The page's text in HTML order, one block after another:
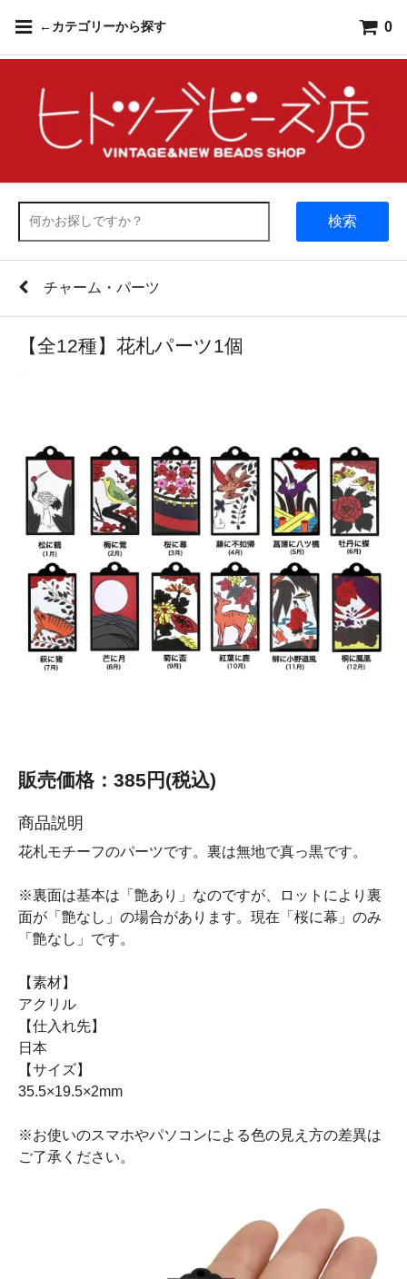
←カテゴリーから探す 0
検索
チャーム・パーツ
【全12種】花札パーツ1個
販売価格：385円(税込)
商品説明
花札モチーフのパーツです。裏は無地で真っ黒です。
※裏面は基本は「艶あり」なのですが、ロットにより裏
面が「艶なし」の場合があります。現在「桜に幕」のみ
「艶なし」です。
【素材】
アクリル
【仕入れ先】
日本
【サイズ】
35.5×19.5×2mm
※お使いのスマホやパソコンによる色の見え方の差異は
ご了承ください。